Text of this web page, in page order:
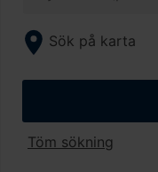
Sök på karta
Töm sökning